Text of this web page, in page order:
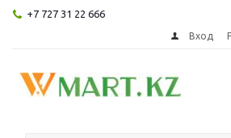
+7 727 31 22 666
Вход